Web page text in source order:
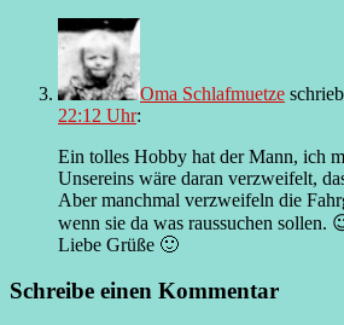
Oma Schlafmuetze schrieb
22:12 Uhr:
Ein tolles Hobby hat der Mann, ich
Unsereins wäre daran verzweifelt,
Aber manchmal verzweifeln die
wenn sie da was raussuchen sollen.
Liebe Grüße 🙂
Schreibe einen Kommentar